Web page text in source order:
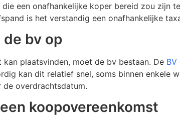
een onafhankelijke koper bereid zou zijn
is het verstandig een onafhankelijke
de bv op
plaatsvinden, moet de bv bestaan. De
kan dit relatief snel, soms binnen enkele
overdrachtsdatum.
koopovereenkomst